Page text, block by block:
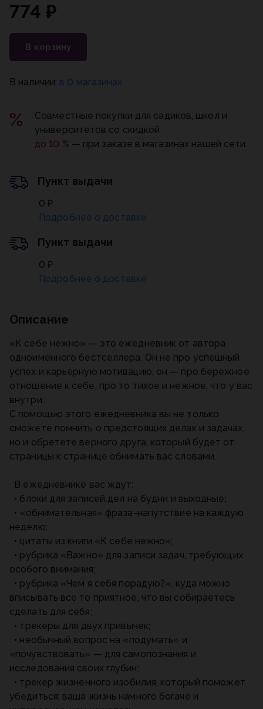
Описание
«К себе нежно» — это ежедневник от автора
одноименного бестселлера. Он не про успешный
успех и карьерную мотивацию, он — про бережное
отношение к себе, про то тихое и нежное, что у вас
внутри.
С помощью этого ежедневника вы не только
сможете помнить о предстоящих делах и задачах,
но и обретете верного друга, который будет от
страницы к странице обнимать вас словами.
В ежедневнике вас ждут:
• блоки для записей дел на будни и выходные;
• «обнимательная» фраза-напутствие на каждую
неделю;
• цитаты из книги «К себе нежно»;
• рубрика «Важно» для записи задач, требующих
особого внимания;
• рубрика «Чем я себя порадую?», куда можно
вписывать все то приятное, что вы собираетесь
сделать для себя;
• трекеры для двух привычек;
• необычный вопрос на «подумать» и
«почувствовать» — для самопознания и
исследования своих глубин;
• трекер жизненного изобилия, который поможет
убедиться: ваша жизнь намного богаче и
774 ₽
В корзину
В наличии: в 0 магазинах
Совместные покупки для садиков, школ и
университетов со скидкой
до 10 % — при заказе в магазинах нашей сети.
Пункт выдачи
0 ₽
Подробнее о доставке
Пункт выдачи
0 ₽
Подробнее о доставке